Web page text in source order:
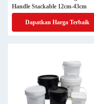
Handle Stackable 12cm-43cm
Dapatkan Harga Terbaik